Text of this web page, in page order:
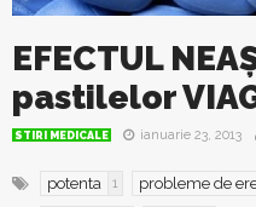
EFECTUL
pastilelor
STIRI MEDICALE ianuarie 23, 2013
potenta 1 probleme de